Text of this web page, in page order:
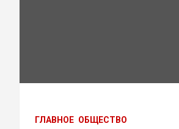
ГЛАВНОЕ ОБЩЕСТВО